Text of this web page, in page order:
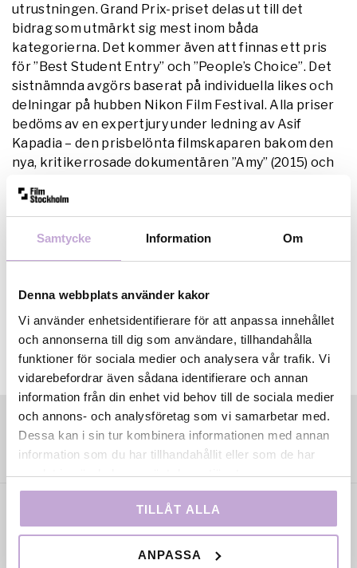
Samtycke Information Om
Denna webbplats använder kakor
Vi använder enhetsidentifierare för att anpassa innehållet
och annonserna till dig som användare, tillhandahålla
funktioner för sociala medier och analysera vår trafik. Vi
vidarebefordrar även sådana identifierare och annan
information från din enhet vid behov till de sociala medier
och annons- och analysföretag som vi samarbetar med.
Dessa kan i sin tur kombinera informationen med annan
information som du har tillhandahållit eller som de har
samlat in när du har använt deras tjänster.
TILLÅT ALLA
ANPASSA
utrustningen. Grand Prix-priset delas ut till det
bidrag som utmärkt sig mest inom båda
kategorierna. Det kommer även att finnas ett pris
för ”Best Student Entry” och ”People’s Choice”. Det
sistnämnda avgörs baserat på individuella likes och
delningar på hubben Nikon Film Festival. Alla priser
bedöms av en expertjury under ledning av Asif
Kapadia – den prisbelönta filmskaparen bakom den
nya, kritikerrosade dokumentären ”Amy” (2015) och
Mer information och villkor för sökande, se
hemsidan www.nikonfilmfestival.com